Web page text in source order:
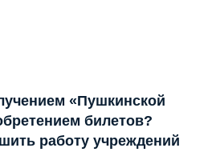
«Пушкинской
билетов?
работу учреждений